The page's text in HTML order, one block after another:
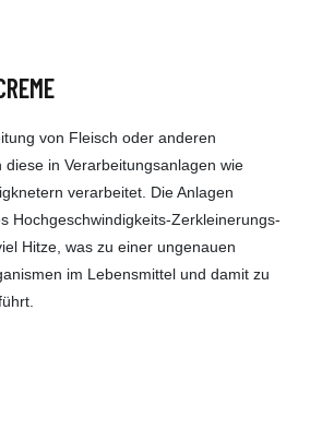
von Fleisch oder anderen
diese in Verarbeitungsanlagen wie
verarbeitet. Die Anlagen
Hochgeschwindigkeits-Zerkleinerungs-
Hitze, was zu einer ungenauen
im Lebensmittel und damit zu